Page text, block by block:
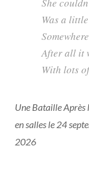
She
Was a
After all it
With lots
Une Bataille Après
en salles le 24
2026